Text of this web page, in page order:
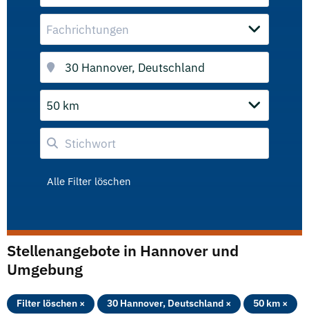
Fachrichtungen
50 km
Alle Filter löschen
Stellenangebote in Hannover und
Umgebung
Filter löschen × 30 Hannover, Deutschland × 50 km ×